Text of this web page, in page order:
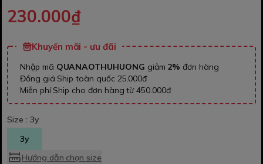
230.000₫
Khuyến mãi - ưu đãi
Nhập mã QUANAOTHUHUONG giảm 2% đơn hàng
Đồng giá Ship toàn quốc 25.000đ
Miễn phí Ship cho đơn hàng từ 450.000đ
Size : 3y
3y
Hướng dẫn chọn size